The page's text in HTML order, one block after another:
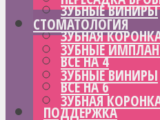
ЗУБНЫЕ ВИНИРЫ
ЗУБНАЯ
ВСЕ НА 4
ВСЕ НА 6
ПОДДЕРЖКА
СТОМАТОЛОГИЯ
ЗУБНЫЕ
ЗУБНЫЕ ВИНИРЫ
ЗУБНАЯ